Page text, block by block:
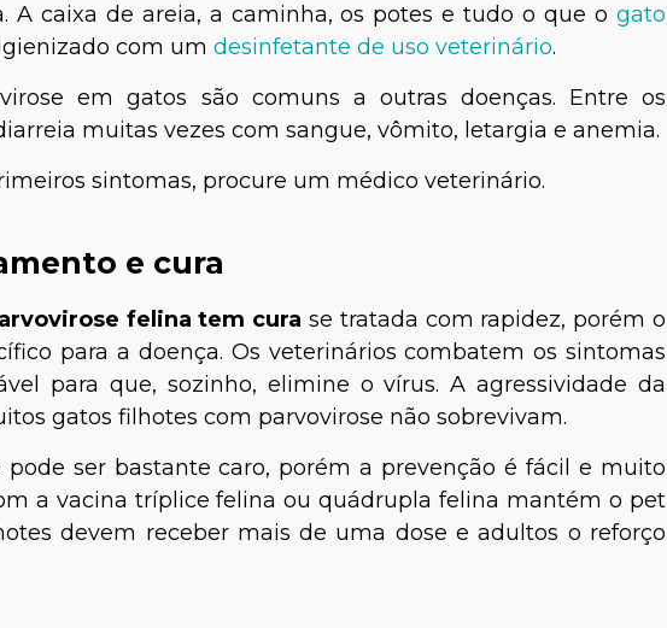
A caixa de areia, a caminha, os potes e tudo o que o gato
com um desinfetante de uso veterinário.
em gatos são comuns a outras doenças. Entre os
muitas vezes com sangue, vômito, letargia e anemia.
sintomas, procure um médico veterinário.
e cura
felina tem cura se tratada com rapidez, porém o
para a doença. Os veterinários combatem os sintomas
para que, sozinho, elimine o vírus. A agressividade da
gatos filhotes com parvovirose não sobrevivam.
ser bastante caro, porém a prevenção é fácil e muito
a vacina tríplice felina ou quádrupla felina mantém o pet
devem receber mais de uma dose e adultos o reforço
Dra. Talita Ellen Pastore
Pedro Giovannetti
Médico-veterinário